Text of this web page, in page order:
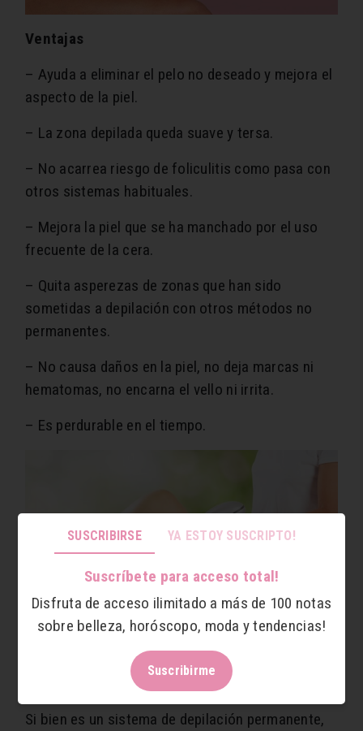
Ventajas
– Ayuda a eliminar el pelo no deseado y mejora el
aspecto de la piel.
– La zona depilada queda suave y tersa.
– No acarrea riesgo de foliculitis como pasa con
otros sistemas habituales.
– Mejora la piel que se ha manchado por el uso
frecuente de la cera.
– Quita asperezas de zonas que han sido
sometidas a depilación con otros métodos no
permanentes.
– No causa daños en la piel, no deja marcas ni
hematomas, no encarna el vello ni irrita.
– Es perdurable en el tiempo.
¿Cuánto dura la depilación láser?
Si bien es un sistema de depilación permanente,
SUSCRIBIRSE YA ESTOY SUSCRIPTO!
Suscríbete para acceso total!
Disfruta de acceso ilimitado a más de 100 notas
sobre belleza, horóscopo, moda y tendencias!
Suscribirme